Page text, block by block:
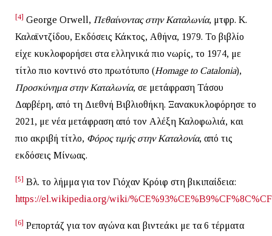
[4] George Orwell, Πεθαίνοντας στην Καταλωνία, μτφρ. Κ.
Καλαϊντζίδου, Εκδόσεις Κάκτος, Αθήνα, 1979. Το βιβλίο
είχε κυκλοφορήσει στα ελληνικά πιο νωρίς, το 1974, με
τίτλο πιο κοντινό στο πρωτότυπο (Homage to Catalonia),
Προσκύνημα στην Καταλωνία, σε μετάφραση Τάσου
Δαρβέρη, από τη Διεθνή Βιβλιοθήκη. Ξανακυκλοφόρησε το
2021, με νέα μετάφραση από τον Αλέξη Καλοφωλιά, και
πιο ακριβή τίτλο, Φόρος τιμής στην Καταλονία, από τις
εκδόσεις Μίνωας.
[5] Βλ. το λήμμα για τον Γιόχαν Κρόιφ στη βικιπαίδεια:
https://el.wikipedia.org/wiki/
[6] Ρεπορτάζ για τον αγώνα και βιντεάκι με τα 6 τέρματα